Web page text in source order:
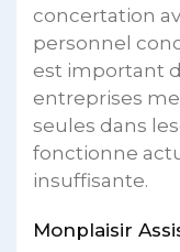
concertation
personnel
est important
entreprises
seules dans
fonctionne
insuffisante.
Monplaisir